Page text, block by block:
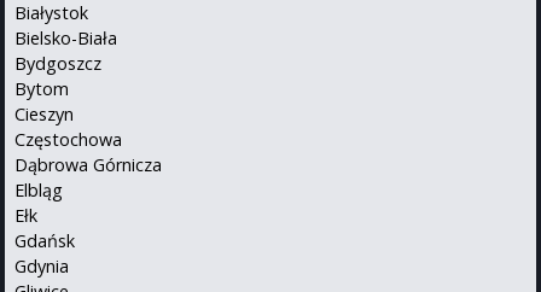
Białystok
Bielsko-Biała
Bydgoszcz
Bytom
Cieszyn
Częstochowa
Dąbrowa Górnicza
Elbląg
Ełk
Gdańsk
Gdynia